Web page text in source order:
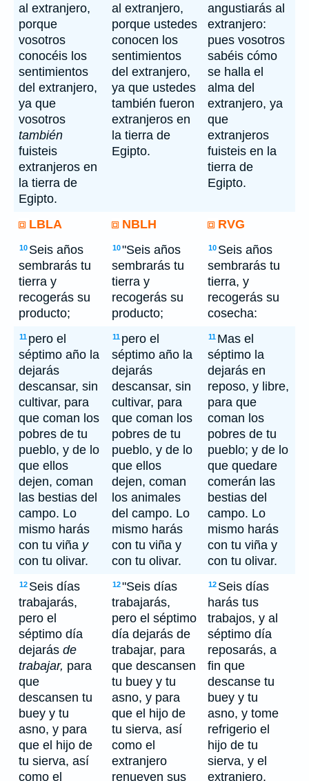
al extranjero,
porque
vosotros
conocéis los
sentimientos
del extranjero,
ya que
vosotros
también
fuisteis
extranjeros en
la tierra de
Egipto.
al extranjero,
porque ustedes
conocen los
sentimientos
del extranjero,
ya que ustedes
también fueron
extranjeros en
la tierra de
Egipto.
angustiarás al
extranjero:
pues vosotros
sabéis cómo
se halla el
alma del
extranjero, ya
que
extranjeros
fuisteis en la
tierra de
Egipto.
LBLA NBLH RVG
10 Seis años
sembrarás tu
tierra y
recogerás su
producto;
10"Seis años
sembrarás tu
tierra y
recogerás su
producto;
10 Seis años
sembrarás tu
tierra, y
recogerás su
cosecha:
11 pero el
séptimo año la
dejarás
descansar, sin
cultivar, para
que coman los
pobres de tu
pueblo, y de lo
que ellos
dejen, coman
las bestias del
campo. Lo
mismo harás
con tu viña y
con tu olivar.
11 pero el
séptimo año la
dejarás
descansar, sin
cultivar, para
que coman los
pobres de tu
pueblo, y de lo
que ellos
dejen, coman
los animales
del campo. Lo
mismo harás
con tu viña y
con tu olivar.
11 Mas el
séptimo la
dejarás en
reposo, y libre,
para que
coman los
pobres de tu
pueblo; y de lo
que quedare
comerán las
bestias del
campo. Lo
mismo harás
con tu viña y
con tu olivar.
12 Seis días
trabajarás,
pero el
séptimo día
dejarás de
trabajar, para
que
descansen tu
buey y tu
asno, y para
que el hijo de
tu sierva, así
como el
12"Seis días
trabajarás,
pero el séptimo
día dejarás de
trabajar, para
que descansen
tu buey y tu
asno, y para
que el hijo de
tu sierva, así
como el
extranjero
renueven sus
12 Seis días
harás tus
trabajos, y al
séptimo día
reposarás, a
fin que
descanse tu
buey y tu
asno, y tome
refrigerio el
hijo de tu
sierva, y el
extranjero.